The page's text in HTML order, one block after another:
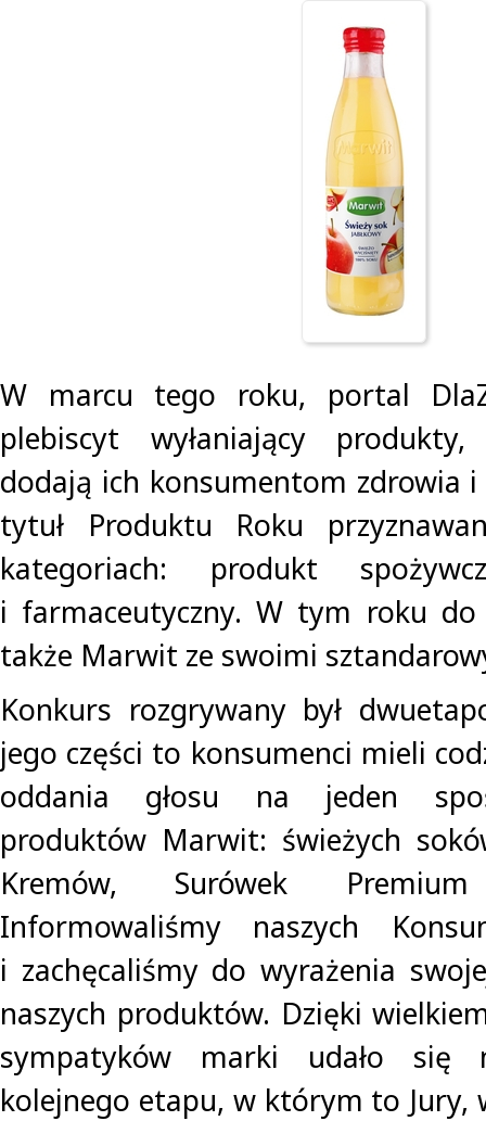
W marcu tego roku, portal
plebiscyt wyłaniający
dodają ich konsumentom zdrowia i
tytuł Produktu Roku
kategoriach: produkt
i farmaceutyczny. W tym roku do
także Marwit ze swoimi
Konkurs rozgrywany był
jego części to konsumenci mieli
oddania głosu na jeden
produktów Marwit: świeżych
Kremów, Surówek
Informowaliśmy naszych
i zachęcaliśmy do wyrażenia
naszych produktów. Dzięki
sympatyków marki udało się
kolejnego etapu, w którym to Jury,